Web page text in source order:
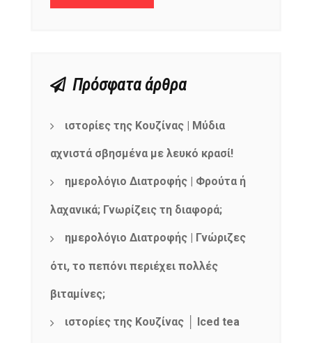
Πρόσφατα άρθρα
ιστορίες της Κουζίνας | Μύδια
αχνιστά σβησμένα με λευκό κρασί!
ημερολόγιο Διατροφής | Φρούτα ή
λαχανικά; Γνωρίζεις τη διαφορά;
ημερολόγιο Διατροφής | Γνώριζες
ότι, το πεπόνι περιέχει πολλές
βιταμίνες;
ιστορίες της Κουζίνας │ Iced tea